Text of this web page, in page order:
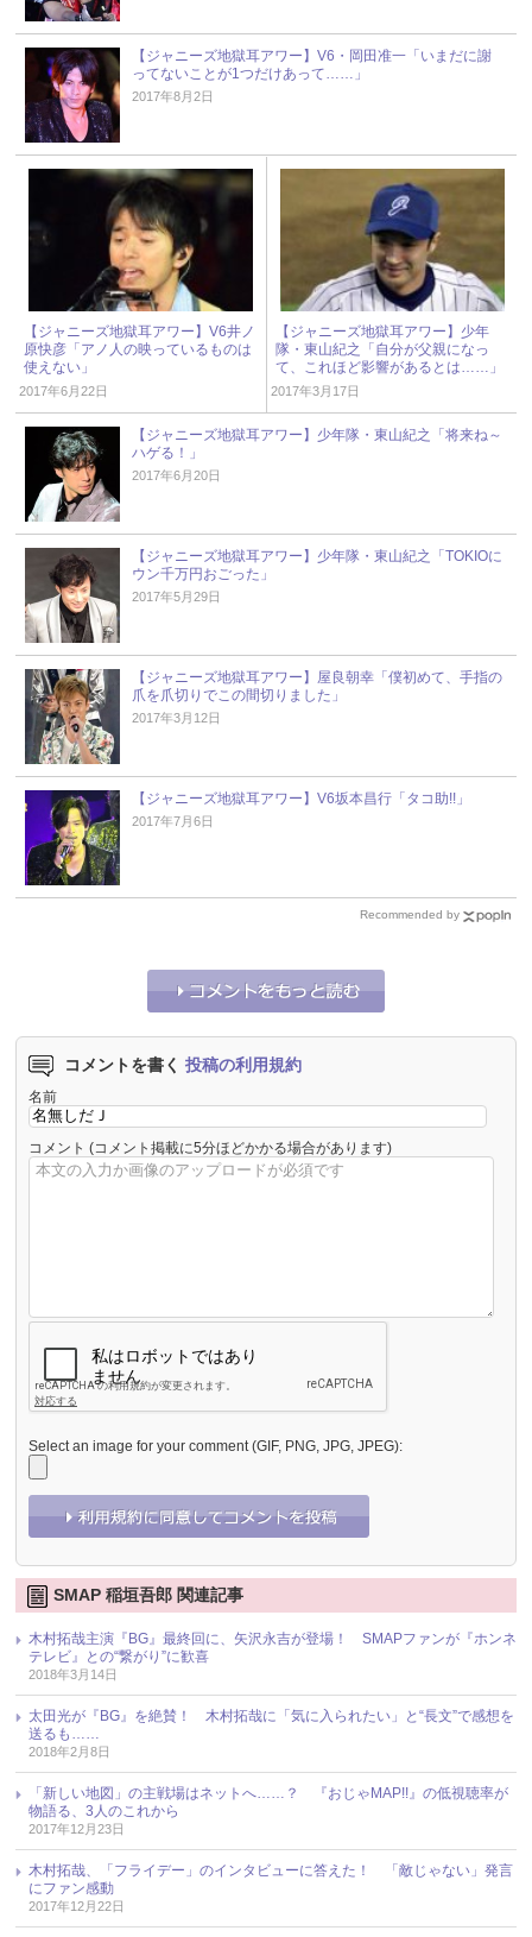
【ジャニーズ地獄耳アワー】V6・岡田准一「いまだに謝
ってないことが1つだけあって……」
2017年8月2日
【ジャニーズ地獄耳アワー】V6井ノ
原快彦「アノ人の映っているものは
使えない」
2017年6月22日
【ジャニーズ地獄耳アワー】少年
隊・東山紀之「自分が父親になっ
て、これほど影響があるとは……」
2017年3月17日
【ジャニーズ地獄耳アワー】少年隊・東山紀之「将来ね～
ハゲる！」
2017年6月20日
【ジャニーズ地獄耳アワー】少年隊・東山紀之「TOKIOに
ウン千万円おごった」
2017年5月29日
【ジャニーズ地獄耳アワー】屋良朝幸「僕初めて、手指の
爪を爪切りでこの間切りました」
2017年3月12日
【ジャニーズ地獄耳アワー】V6坂本昌行「タコ助!!」
2017年7月6日
Recommended by
コメントを書く 投稿の利用規約
名前
コメント (コメント掲載に5分ほどかかる場合があります)
Select an image for your comment (GIF, PNG, JPG, JPEG):
SMAP 稲垣吾郎 関連記事
木村拓哉主演『BG』最終回に、矢沢永吉が登場！ SMAPファンが『ホンネ
テレビ』との“繋がり”に歓喜
2018年3月14日
太田光が『BG』を絶賛！ 木村拓哉に「気に入られたい」と“長文”で感想を
送るも……
2018年2月8日
「新しい地図」の主戦場はネットへ……？ 『おじゃMAP!!』の低視聴率が
物語る、3人のこれから
2017年12月23日
木村拓哉、「フライデー」のインタビューに答えた！ 「敵じゃない」発言
にファン感動
2017年12月22日